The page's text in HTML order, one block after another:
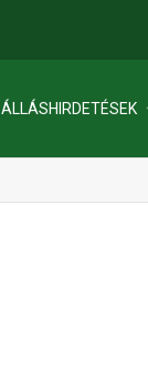
ÁLLÁSHIRDETÉSEK